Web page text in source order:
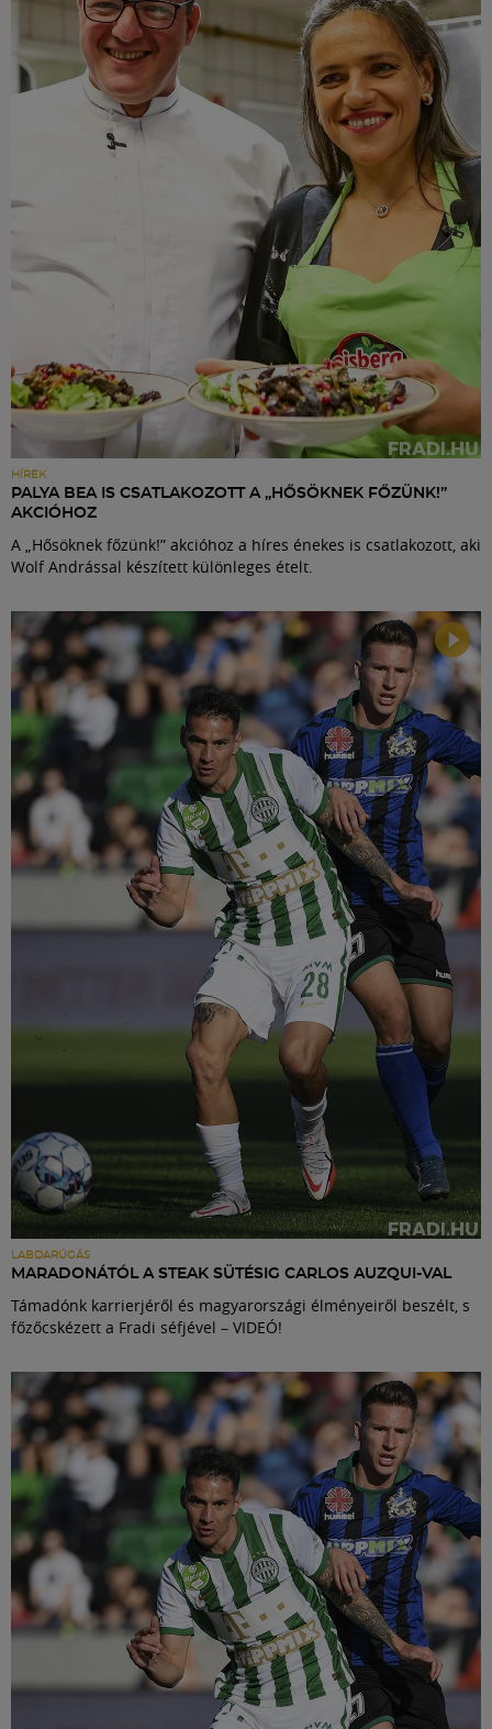
HÍREK
PALYA BEA IS CSATLAKOZOTT A „HŐSÖKNEK FŐZÜNK!”
AKCIÓHOZ
A „Hősöknek főzünk!” akcióhoz a híres énekes is csatlakozott, aki
Wolf Andrással készített különleges ételt.
LABDARÚGÁS
MARADONÁTÓL A STEAK SÜTÉSIG CARLOS AUZQUI-VAL
Támadónk karrierjéről és magyarországi élményeiről beszélt, s
főzőcskézett a Fradi séfjével – VIDEÓ!